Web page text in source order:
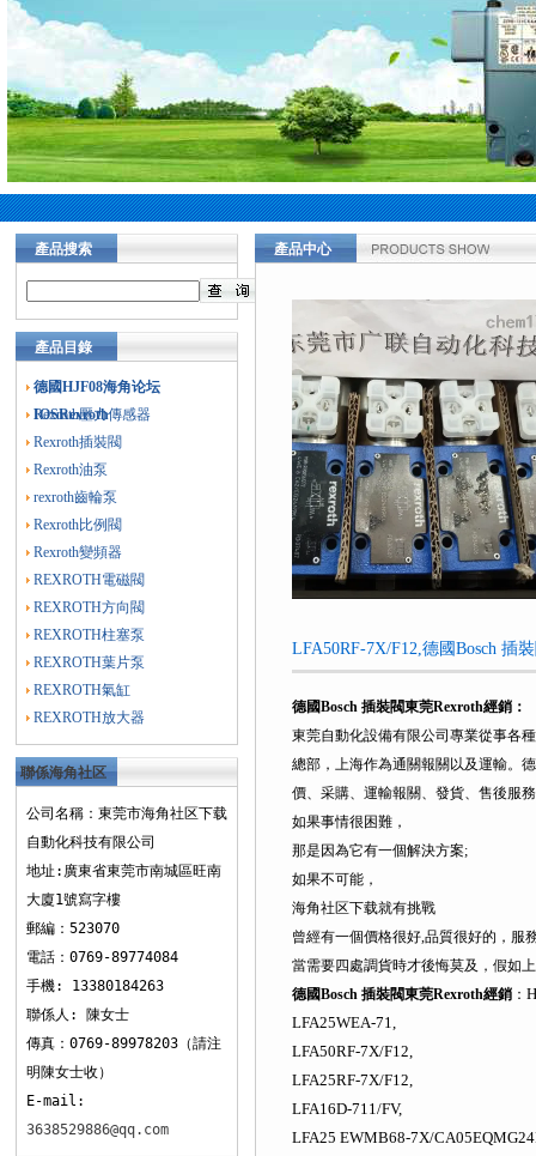
產品搜索
產品目錄
德國HJF08海角论坛
IOSRexroth
Rexroth壓力傳感器
Rexroth插裝閥
Rexroth油泵
rexroth齒輪泵
Rexroth比例閥
Rexroth變頻器
REXROTH電磁閥
REXROTH方向閥
REXROTH柱塞泵
REXROTH葉片泵
REXROTH氣缸
REXROTH放大器
聯係海角社区
下载
公司名稱：東莞市海角社区下载
自動化科技有限公司
地址:廣東省東莞市南城區旺南
大廈1號寫字樓
郵編：523070
電話：0769-89774084
手機: 13380184263
聯係人: 陳女士
傳真：0769-89978203（請注
明陳女士收）
E-mail:
3638529886@qq.com
產品中心
Rexroth經銷
LFA50RF-7X/F12,德國Bosch 插
德國Bosch 插裝閥東莞Rexroth經銷 ：
東莞自動化設備有限公司專業從事各
總部，上海作為通關報關以及運輸。
價、采購、運輸報關、發貨、售後服
如果事情很困難，
那是因為它有一個解決方案;
如果不可能，
海角社区下载就有挑戰
曾經有一個價格很好,品質很好的，服
當需要四處調貨時才後悔莫及，假如
德國Bosch 插裝閥東莞Rexroth經銷 ：
LFA25WEA-71,
LFA50RF-7X/F12,
LFA25RF-7X/F12,
LFA16D-711/FV,
LFA25 EWMB68-7X/